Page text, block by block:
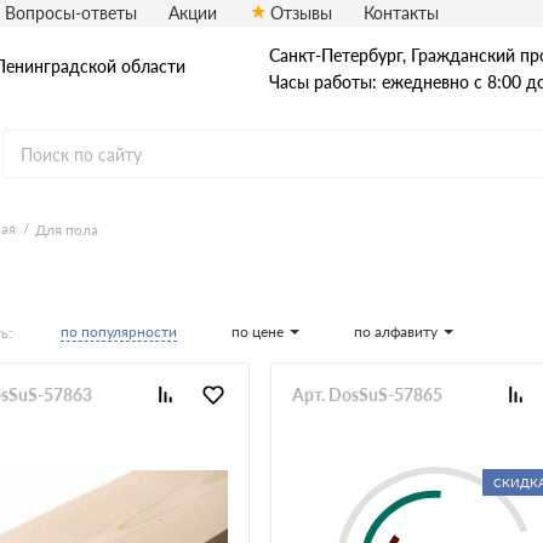
области
Санкт-Петербург, Гражданский
Часы работы: ежедневно с 8:00
Доска строганная
Вопросы-ответы Акции Отзывы Контакты
Для пола
по популярности по цене по алфавиту
57863 Арт. DosSuS-57865